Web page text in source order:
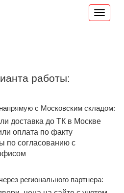
работы:
с Московским складом:
доставка до ТК в Москве
оплата по факту
по согласованию с
регионального партнера: